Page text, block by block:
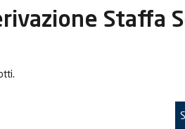
Staffa